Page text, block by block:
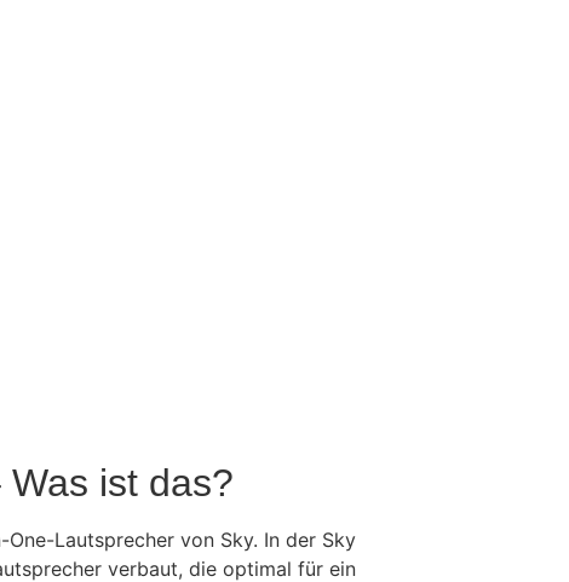
ist das?
Lautsprecher von Sky. In der Sky
verbaut, die optimal für ein